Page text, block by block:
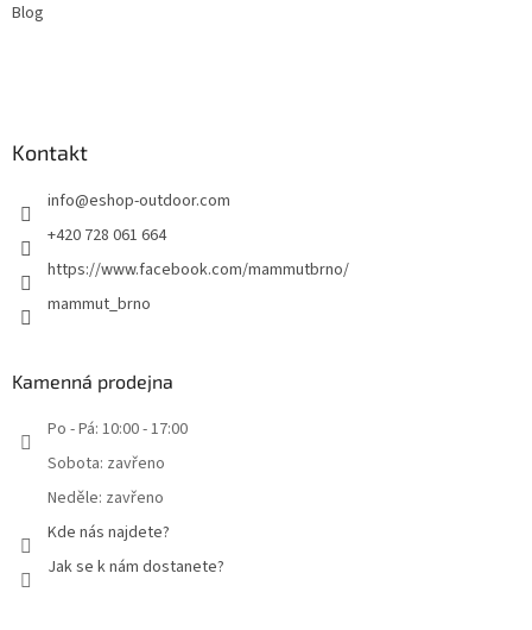
Blog
Kontakt
info@eshop-outdoor.com
+420 728 061 664
https://www.facebook.com/mammutbrno/
mammut_brno
Kamenná prodejna
Po - Pá: 10:00 - 17:00
Sobota: zavřeno
Neděle: zavřeno
Kde nás najdete?
Jak se k nám dostanete?